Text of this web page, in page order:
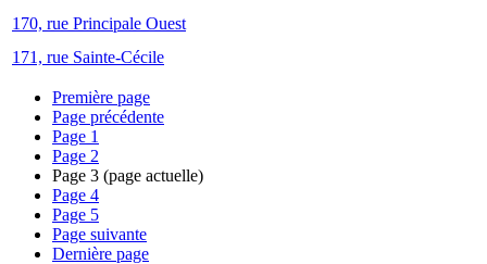
170, rue Principale Ouest
171, rue Sainte-Cécile
Première page
Page précédente
Page 1
Page 2
Page 3 (page actuelle)
Page 4
Page 5
Page suivante
Dernière page